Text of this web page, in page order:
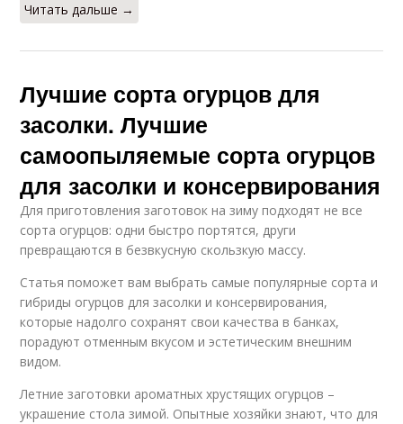
Читать дальше →
Лучшие сорта огурцов для
засолки. Лучшие
самоопыляемые сорта огурцов
для засолки и консервирования
Для приготовления заготовок на зиму подходят не все
сорта огурцов: одни быстро портятся, други
превращаются в безвкусную скользкую массу.
Статья поможет вам выбрать самые популярные сорта и
гибриды огурцов для засолки и консервирования,
которые надолго сохранят свои качества в банках,
порадуют отменным вкусом и эстетическим внешним
видом.
Летние заготовки ароматных хрустящих огурцов –
украшение стола зимой. Опытные хозяйки знают, что для